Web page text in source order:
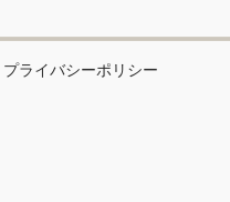
プライバシーポリシー